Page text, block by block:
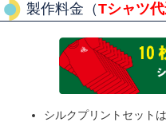
製作料金 （Tシャツ
シルクプリントセットは